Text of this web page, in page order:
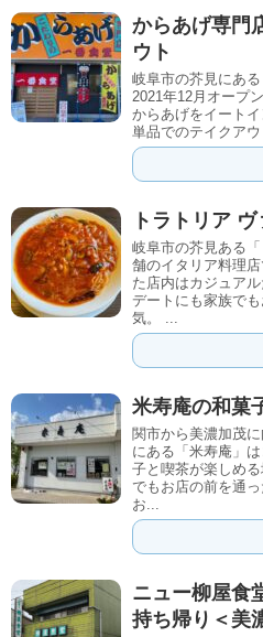
からあげ専門
ウト
岐阜市の芥見にあ
2021年12月オープ
からあげをイート
単品でのテイクア
トラトリア
岐阜市の芥見ある
舗のイタリア料理
た店内はカジュア
デートにも家族で
気。 ...
米寿庵の和菓
関市から美濃加茂
にある「米寿庵」
子と喫茶が楽しめ
でもお店の前を通
お...
ニュー柳屋食
持ち帰り＜美